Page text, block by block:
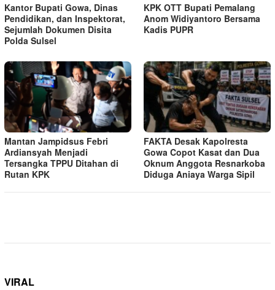
Kantor Bupati Gowa, Dinas
Pendidikan, dan Inspektorat,
Sejumlah Dokumen Disita
Polda Sulsel
KPK OTT Bupati Pemalang
Anom Widiyantoro Bersama
Kadis PUPR
Mantan Jampidsus Febri
Ardiansyah Menjadi
Tersangka TPPU Ditahan di
Rutan KPK
FAKTA Desak Kapolresta
Gowa Copot Kasat dan Dua
Oknum Anggota Resnarkoba
Diduga Aniaya Warga Sipil
VIRAL